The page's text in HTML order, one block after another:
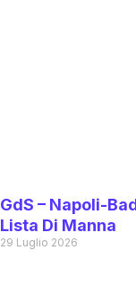
GdS – Napoli-
Lista Di Manna
29 Luglio 2026